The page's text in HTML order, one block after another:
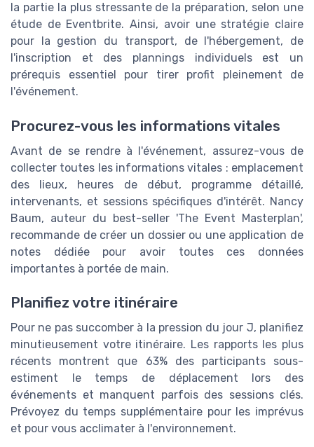
la partie la plus stressante de la préparation, selon une
étude de Eventbrite. Ainsi, avoir une stratégie claire
pour la gestion du transport, de l'hébergement, de
l'inscription et des plannings individuels est un
prérequis essentiel pour tirer profit pleinement de
l'événement.
Procurez-vous les informations vitales
Avant de se rendre à l'événement, assurez-vous de
collecter toutes les informations vitales : emplacement
des lieux, heures de début, programme détaillé,
intervenants, et sessions spécifiques d'intérêt. Nancy
Baum, auteur du best-seller 'The Event Masterplan',
recommande de créer un dossier ou une application de
notes dédiée pour avoir toutes ces données
importantes à portée de main.
Planifiez votre itinéraire
Pour ne pas succomber à la pression du jour J, planifiez
minutieusement votre itinéraire. Les rapports les plus
récents montrent que 63% des participants sous-
estiment le temps de déplacement lors des
événements et manquent parfois des sessions clés.
Prévoyez du temps supplémentaire pour les imprévus
et pour vous acclimater à l'environnement.